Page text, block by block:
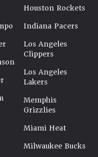
Houston Rockets
Indiana Pacers
Los Angeles
Clippers
Los Angeles
Lakers
Memphis
Grizzlies
Miami Heat
Milwaukee Bucks